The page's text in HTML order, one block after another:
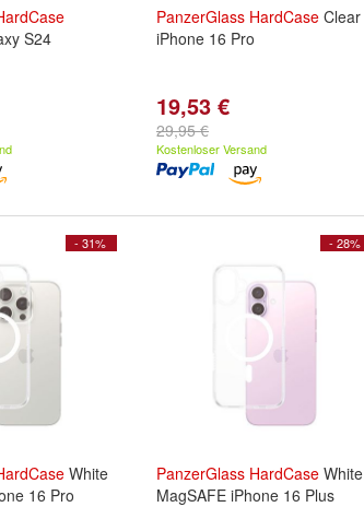
S24
PanzerGlass HardCase Clear
iPhone 16 Pro
19,53 €
29,95 €
Kostenloser Versand
- 31%
White
16 Pro
- 28%
PanzerGlass HardCase White
MagSAFE iPhone 16 Plus